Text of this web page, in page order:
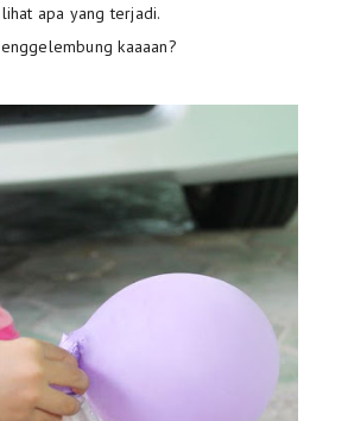
apa yang terjadi.
kaaaan?